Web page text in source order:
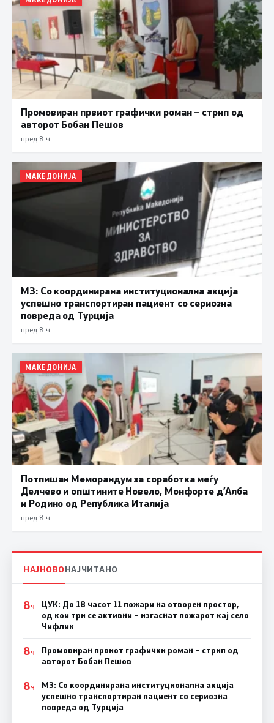
Промовиран првиот графички роман – стрип од
авторот Бобан Пешов
пред 8 ч.
МАКЕДОНИЈА
МЗ: Со координирана институционална акција
успешно транспортиран пациент со сериозна
повреда од Турција
пред 8 ч.
МАКЕДОНИЈА
Потпишан Меморандум за соработка меѓу
Делчево и општините Новело, Монфорте д’Алба
и Родино од Република Италија
пред 8 ч.
НАЈНОВОНАЈЧИТАНО
8Ч
ЦУК: До 18 часот 11 пожари на отворен простор,
од кои три се активни – изгаснат пожарот кај село
Чифлик
8Ч
Промовиран првиот графички роман – стрип од
авторот Бобан Пешов
8Ч
МЗ: Со координирана институционална акција
успешно транспортиран пациент со сериозна
повреда од Турција